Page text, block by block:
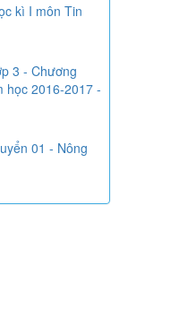
kì I môn Tin
3 - Chương
học 2016-2017 -
01 - Nông